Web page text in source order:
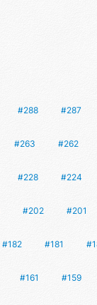
#288 #287
#263 #262
#228 #224
#202 #201
#182 #181
#161 #159